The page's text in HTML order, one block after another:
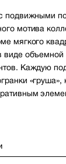
подвижными
мотива
мягкого
виде
Каждую